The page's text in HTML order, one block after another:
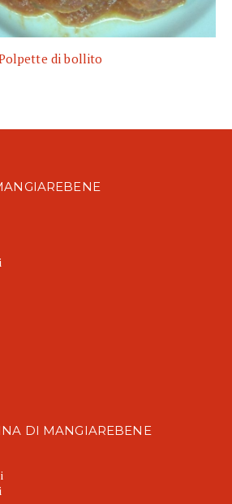
di bollito
DI MANGIAREBENE